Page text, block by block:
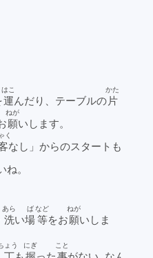
運
はこ
んだり、テーブルの片
かた
願
ねが
いします。
く
なし」からのスタートも
ね。
洗
あら
い場
ば
等
など
をお願
ねが
いしま
ょう にぎ こと